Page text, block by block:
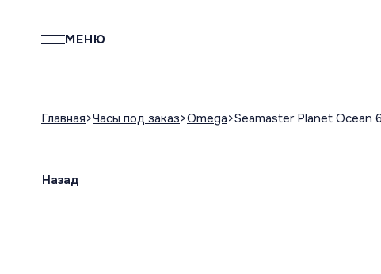
МЕНЮ
Главная Часы под заказ Omega Seamaster Planet Ocean
Назад